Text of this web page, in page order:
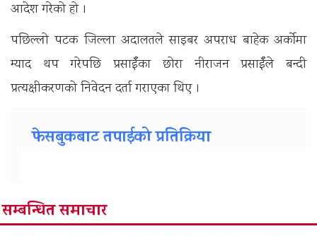
आदेश गरेको हो ।
पछिल्लो पटक जिल्ला अदालतले साइबर अपराध बाहेक अर्कोमा
म्याद थप गरेपछि प्रसाईँका छोरा नीराजन प्रसाईँले बन्दी
प्रत्यक्षीकरणको निवेदन दर्ता गराएका थिए ।
फेसबुकबाट तपाईको प्रतिक्रिया
सम्बन्धित समाचार